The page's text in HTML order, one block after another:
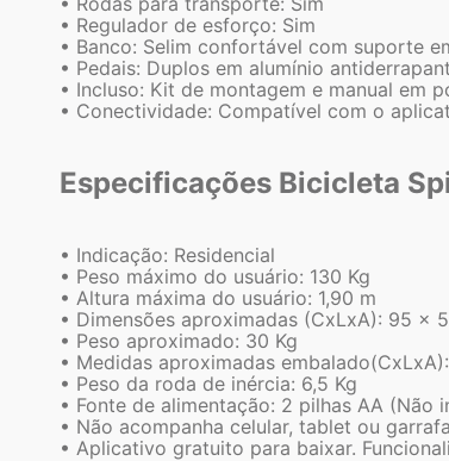
• Regulador de esforço: Sim
• Banco: Selim confortável com suporte
• Pedais: Duplos em alumínio
• Incluso: Kit de montagem e manual em
• Conectividade: Compatível com o
Especificações Bicicleta
• Indicação: Residencial
• Peso máximo do usuário: 130 Kg
• Altura máxima do usuário: 1,90 m
• Dimensões aproximadas (CxLxA): 95 x
• Peso aproximado: 30 Kg
• Medidas aproximadas
• Peso da roda de inércia: 6,5 Kg
• Fonte de alimentação: 2 pilhas AA (Não
• Não acompanha celular, tablet ou garrafa
• Aplicativo gratuito para baixar.